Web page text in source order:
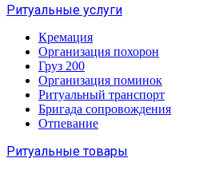
Ритуальные услуги
Кремация
Организация похорон
Груз 200
Организация поминок
Ритуальный транспорт
Бригада сопровождения
Отпевание
Ритуальные товары